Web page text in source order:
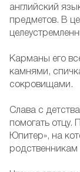
английский
предметов. В
Карманы его
камнями,
сокровищами.
Слава с
помогать отцу.
Юпитер», на
родственникам